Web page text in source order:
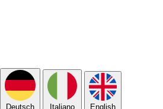
Deutsch Italiano English